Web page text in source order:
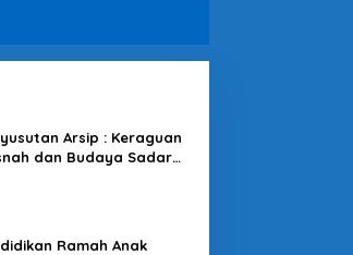
Arsip : Keraguan
dan Budaya Sadar
Ramah Anak